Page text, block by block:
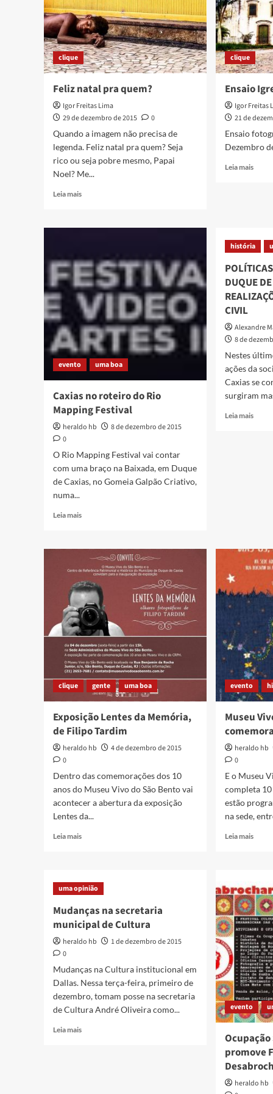
clique
Feliz natal pra quem?
Igor Freitas Lima
29 de dezembro de 2015
0
Quando a imagem não precisa de
legenda. Feliz natal pra quem? Seja
rico ou seja pobre mesmo, Papai
Noel? Me...
Leia maisRead
Feliz
quem?
clique
Ensaio
Igor Freitas
21 de
Ensaio
Dezembro
Leia maisRead
evento uma boa
Caxias no roteiro do Rio
Mapping Festival
heraldo hb
8 de dezembro de 2015
0
O Rio Mapping Festival vai contar
com uma braço na Baixada, em Duque
de Caxias, no Gomeia Galpão Criativo,
numa...
Leia maisRead
Caxias
roteiro
do
Rio
Mapping
Festival
história
DUQUE
CIVIL
Alexandre
8 de
Nestes
ações da
Caxias se
surgiram
Leia maisRead
AS
CIVIL
clique gente uma boa
Exposição Lentes da Memória,
de Filipo Tardim
heraldo hb
4 de dezembro de 2015
0
Dentro das comemorações dos 10
anos do Museu Vivo do São Bento vai
acontecer a abertura da exposição
Lentes da...
Leia maisRead
Lentes
da
de
Filipo
Tardim
evento
Museu
heraldo hb
0
E o Museu
completa
estão
na sede,
Leia maisRead
do
São
Bento
10
anos
uma opinião
Mudanças na secretaria
municipal de Cultura
heraldo hb
1 de dezembro de 2015
0
Mudanças na Cultura institucional em
Dallas. Nessa terça-feira, primeiro de
dezembro, tomam posse na secretaria
de Cultura André Oliveira como...
Leia maisRead
evento
promove
heraldo hb